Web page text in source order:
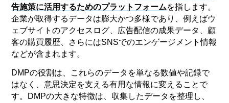
告施策に活用するためのプラットフォームを指します。
企業が取得するデータは膨大かつ多様であり、例えばウ
ェブサイトのアクセスログ、広告配信の成果データ、顧
客の購買履歴、さらにはSNSでのエンゲージメント情報
などが含まれます。
DMPの役割は、これらのデータを単なる数値や記録で
はなく、意思決定を支える有用な情報に変えることで
す。DMPの大きな特徴は、収集したデータを整理し、